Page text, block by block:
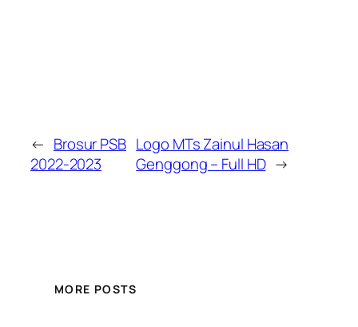
← Brosur PSB
2022-2023
Logo MTs Zainul Hasan
Genggong – Full HD →
MORE POSTS